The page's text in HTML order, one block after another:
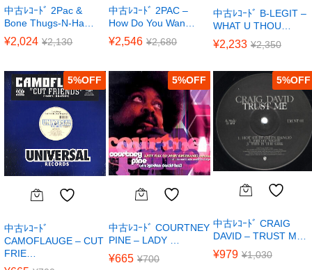
中古ﾚｺｰﾄﾞ 2Pac &
Bone Thugs-N-Ha…
¥2,024 ¥2,130
中古ﾚｺｰﾄﾞ 2PAC –
How Do You Wan…
¥2,546 ¥2,680
中古ﾚｺｰﾄﾞ B-LEGIT –
WHAT U THOU…
¥2,233 ¥2,350
5%
中古ﾚｺｰﾄﾞ
CAMOFLAUGE – CUT
FRIE…
5%
中古ﾚｺｰﾄﾞ COURTNEY
PINE – LADY …
¥665 ¥700
5%
中古ﾚｺｰﾄﾞ CRAIG
DAVID – TRUST M…
¥979 ¥1,030